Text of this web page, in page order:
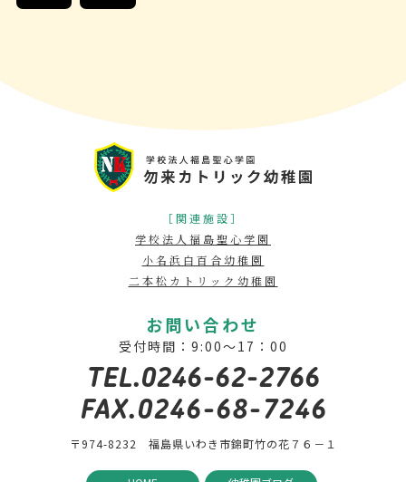
［関連施設］
学校法人福島聖心学園
小名浜白百合幼稚園
二本松カトリック幼稚園
お問い合わせ
受付時間：9:00～17：00
TEL.0246-62-2766
FAX.0246-68-7246
〒974-8232 福島県いわき市錦町竹の花７６－１